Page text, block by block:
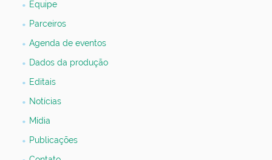
Equipe
Parceiros
Agenda de eventos
Dados da produção
Editais
Notícias
Mídia
Publicações